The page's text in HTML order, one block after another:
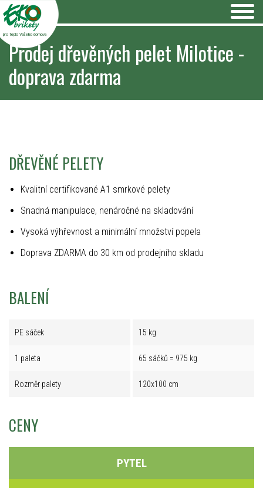
pro teplo Vašeho domova
Prodej dřevěných pelet Milotice -
doprava zdarma
DŘEVĚNÉ PELETY
Kvalitní certifikované A1 smrkové pelety
Snadná manipulace, nenáročné na skladování
Vysoká výhřevnost a minimální množství popela
Doprava ZDARMA do 30 km od prodejního skladu
BALENÍ
PE sáček 15 kg
1 paleta 65 sáčků = 975 kg
Rozměr palety 120x100 cm
CENY
PYTEL